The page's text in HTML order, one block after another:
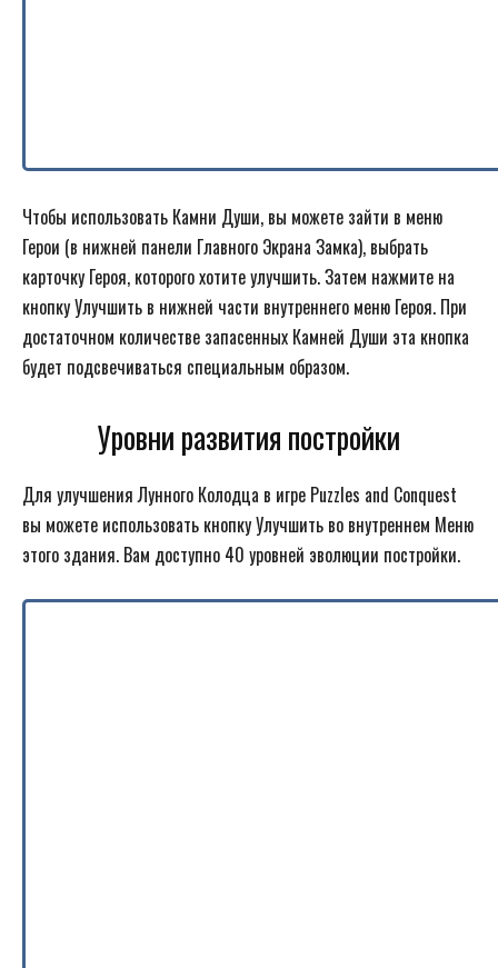
Чтобы использовать Камни Души, вы можете зайти в меню
Герои (в нижней панели Главного Экрана Замка), выбрать
карточку Героя, которого хотите улучшить. Затем нажмите на
кнопку Улучшить в нижней части внутреннего меню Героя. При
достаточном количестве запасенных Камней Души эта кнопка
будет подсвечиваться специальным образом.
Уровни развития постройки
Для улучшения Лунного Колодца в игре Puzzles and Conquest
вы можете использовать кнопку Улучшить во внутреннем Меню
этого здания. Вам доступно 40 уровней эволюции постройки.